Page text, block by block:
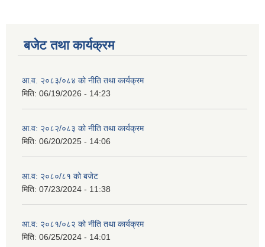
बजेट तथा कार्यक्रम
आ.व. २०८३/०८४ को नीति तथा कार्यक्रम
मिति: 06/19/2026 - 14:23
आ.व: २०८२/०८३ को नीति तथा कार्यक्रम
मिति: 06/20/2025 - 14:06
आ.व: २०८०/८१ को बजेट
मिति: 07/23/2024 - 11:38
आ.व: २०८१/०८२ को नीति तथा कार्यक्रम
मिति: 06/25/2024 - 14:01